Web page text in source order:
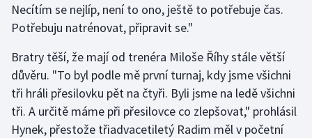
Necítím se nejlíp, není to ono, ještě to potřebuje čas.
Potřebuju natrénovat, připravit se."
Bratry těší, že mají od trenéra Miloše Říhy stále větší
důvěru. "To byl podle mě první turnaj, kdy jsme všichni
tři hráli přesilovku pět na čtyři. Byli jsme na ledě všichni
tři. A určitě máme při přesilovce co zlepšovat," prohlásil
Hynek, přestože třiadvacetiletý Radim měl v početní